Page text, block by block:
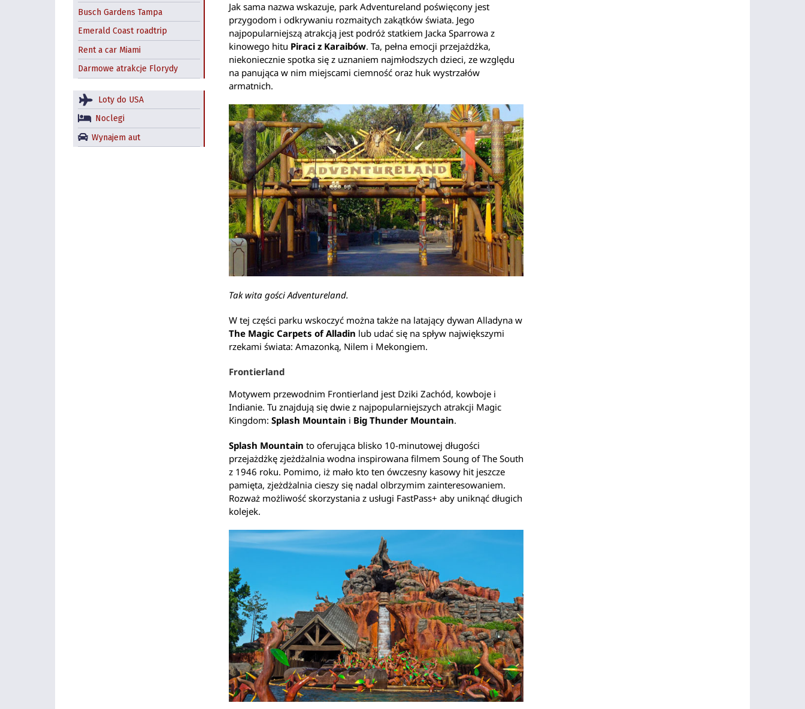
Jak sama nazwa wskazuje, park Adventureland poświęcony jest
przygodom i odkrywaniu rozmaitych zakątków świata. Jego
najpopularniejszą atrakcją jest podróż statkiem Jacka Sparrowa z
kinowego hitu Piraci z Karaibów. Ta, pełna emocji przejażdżka,
niekoniecznie spotka się z uznaniem najmłodszych dzieci, ze względu
na panująca w nim miejscami ciemność oraz huk wystrzałów
armatnich.
Tak wita gości Adventureland.
W tej części parku wskoczyć można także na latający dywan Alladyna w
The Magic Carpets of Alladin lub udać się na spływ największymi
rzekami świata: Amazonką, Nilem i Mekongiem.
Frontierland
Motywem przewodnim Frontierland jest Dziki Zachód, kowboje i
Indianie. Tu znajdują się dwie z najpopularniejszych atrakcji Magic
Kingdom: Splash Mountain i Big Thunder Mountain.
Splash Mountain to oferująca blisko 10-minutowej długości
przejażdżkę zjeżdżalnia wodna inspirowana filmem Soung of The South
z 1946 roku. Pomimo, iż mało kto ten ówczesny kasowy hit jeszcze
pamięta, zjeżdżalnia cieszy się nadal olbrzymim zainteresowaniem.
Rozważ możliwość skorzystania z usługi FastPass+ aby uniknąć długich
kolejek.
Busch Gardens Tampa
Emerald Coast roadtrip
Rent a car Miami
Darmowe atrakcje Florydy
Loty do USA
Noclegi
Wynajem aut